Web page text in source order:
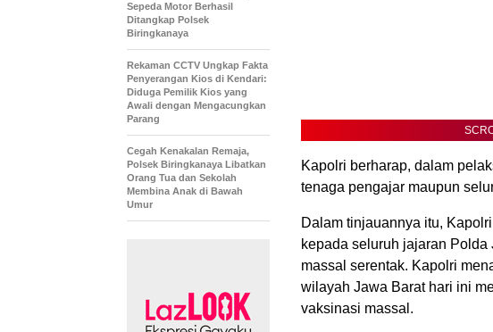
Kapolri berharap, dalam
tenaga pengajar maupun
Dalam tinjauannya itu,
kepada seluruh jajaran
massal serentak. Kapolri
wilayah Jawa Barat hari ini
vaksinasi massal.
Sepeda Motor Berhasil
Ditangkap Polsek
Biringkanaya
Rekaman CCTV Ungkap Fakta
Penyerangan Kios di Kendari:
Diduga Pemilik Kios yang
Awali dengan Mengacungkan
Parang
Cegah Kenakalan Remaja,
Polsek Biringkanaya Libatkan
Orang Tua dan Sekolah
Membina Anak di Bawah
Umur